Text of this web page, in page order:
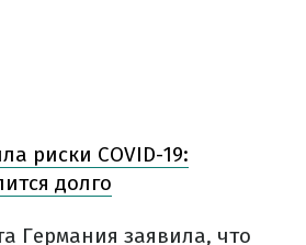
риски COVID-19:
долго
Германия заявила, что